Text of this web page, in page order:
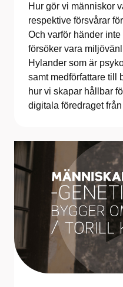
Hur gör vi människor
respektive försvårar
Och varför händer
försöker vara
Hylander som är
samt medförfattare till
hur vi skapar hållbar
digitala föredraget